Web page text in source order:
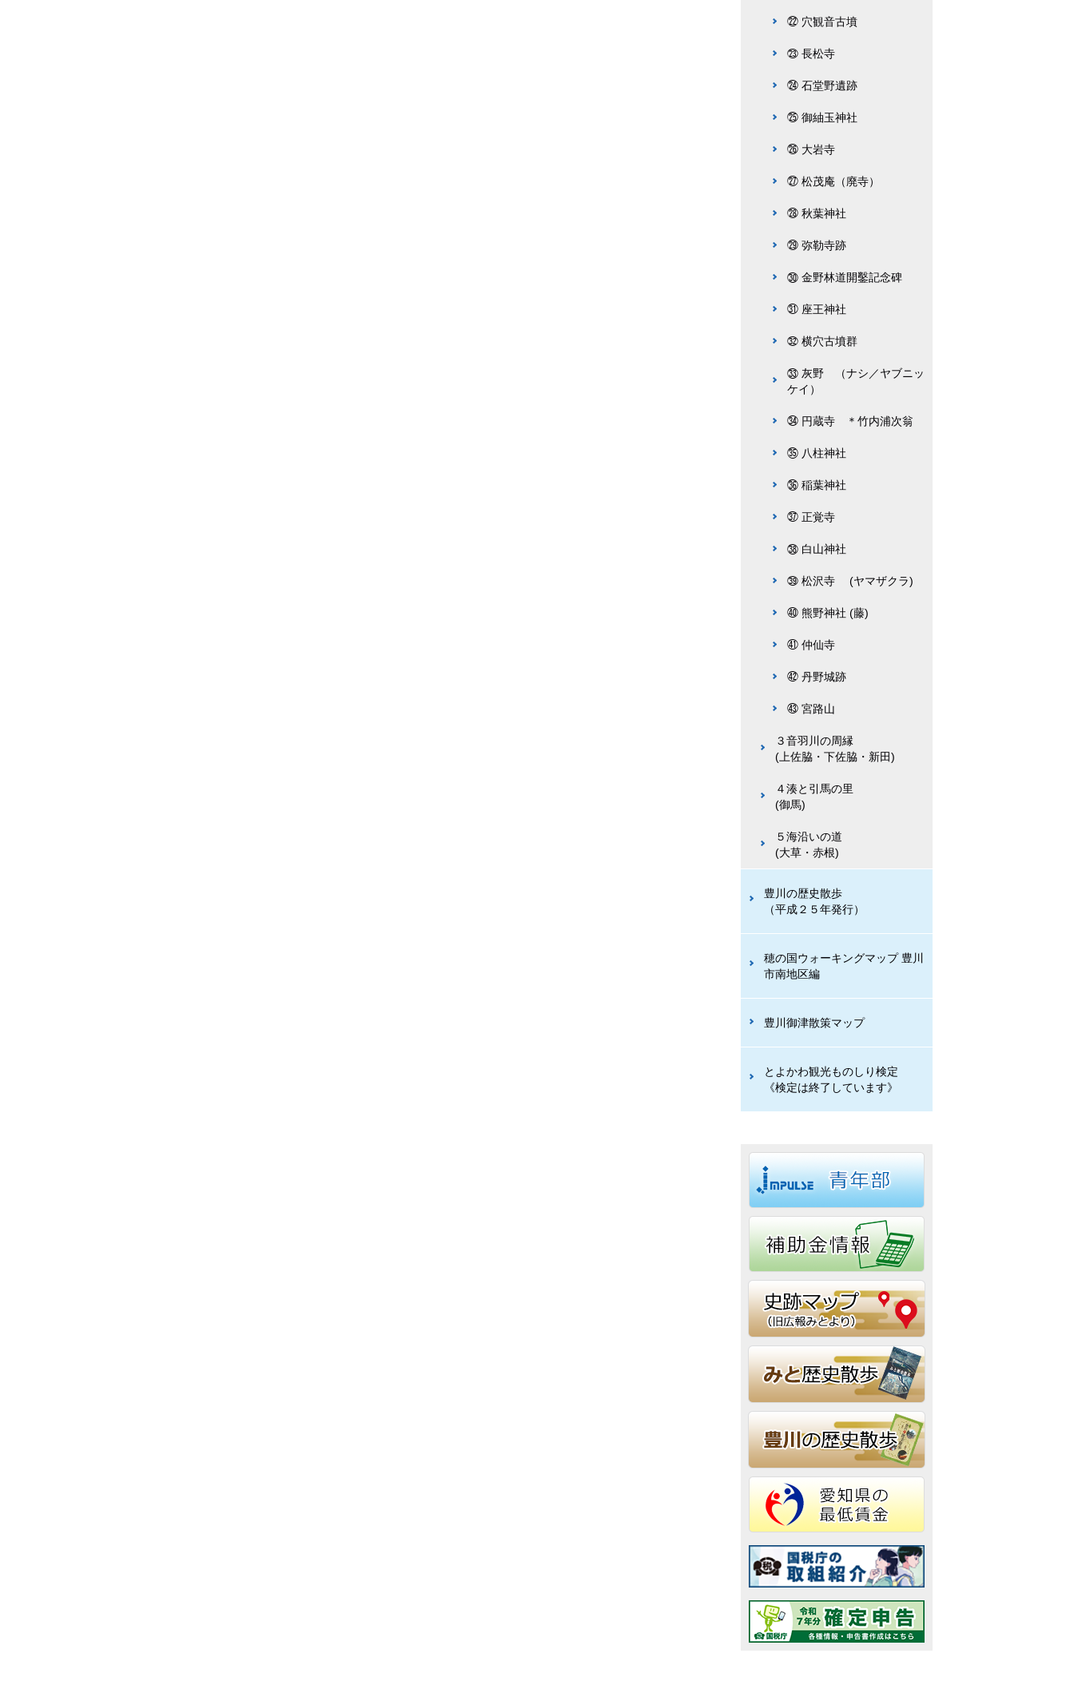
㉒ 穴観音古墳
㉓ 長松寺
㉔ 石堂野遺跡
㉕ 御紬玉神社
㉖ 大岩寺
㉗ 松茂庵（廃寺）
㉘ 秋葉神社
㉙ 弥勒寺跡
㉚ 金野林道開鑿記念碑
㉛ 座王神社
㉜ 横穴古墳群
㉝ 灰野 （ナシ／ヤブニッ
ケイ）
㉞ 円蔵寺 ＊竹内浦次翁
㉟ 八柱神社
㊱ 稲葉神社
㊲ 正覚寺
㊳ 白山神社
㊴ 松沢寺 (ヤマザクラ)
㊵ 熊野神社 (藤)
㊶ 仲仙寺
㊷ 丹野城跡
㊸ 宮路山
３音羽川の周縁
(上佐脇・下佐脇・新田)
４湊と引馬の里
(御馬)
５海沿いの道
(大草・赤根)
豊川の歴史散歩
（平成２５年発行）
穂の国ウォーキングマップ 豊川
市南地区編
豊川御津散策マップ
とよかわ観光ものしり検定
《検定は終了しています》